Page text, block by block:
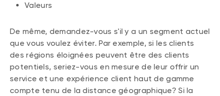
Valeurs
De même, demandez-vous s'il y a un segment actuel
que vous voulez éviter. Par exemple, si les clients
des régions éloignées peuvent être des clients
potentiels, seriez-vous en mesure de leur offrir un
service et une expérience client haut de gamme
compte tenu de la distance géographique? Si la